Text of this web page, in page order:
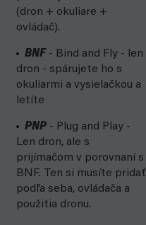
(dron + okuliare +
ovládač).
BNF - Bind and Fly - len
dron - spárujete ho s
okuliarmi a vysielačkou a
letíte
PNP - Plug and Play -
Len dron, ale s
prijímačom v porovnaní s
BNF. Ten si musíte pridať
podľa seba, ovládača a
použitia dronu.